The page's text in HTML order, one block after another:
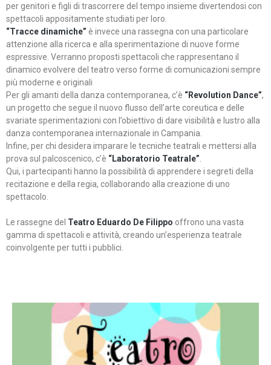
per genitori e figli di trascorrere del tempo insieme divertendosi con
spettacoli appositamente studiati per loro.
“Tracce dinamiche” è invece una rassegna con una particolare
attenzione alla ricerca e alla sperimentazione di nuove forme
espressive. Verranno proposti spettacoli che rappresentano il
dinamico evolvere del teatro verso forme di comunicazioni sempre
più moderne e originali
Per gli amanti della danza contemporanea, c’è “Revolution Dance”,
un progetto che segue il nuovo flusso dell’arte coreutica e delle
svariate sperimentazioni con l’obiettivo di dare visibilità e lustro alla
danza contemporanea internazionale in Campania.
Infine, per chi desidera imparare le tecniche teatrali e mettersi alla
prova sul palcoscenico, c’è “Laboratorio Teatrale”
Qui, i partecipanti hanno la possibilità di apprendere i segreti della
recitazione e della regia, collaborando alla creazione di uno
spettacolo.
Le rassegne del Teatro Eduardo De Filippo offrono una vasta
gamma di spettacoli e attività, creando un’esperienza teatrale
coinvolgente per tutti i pubblici.
Continua